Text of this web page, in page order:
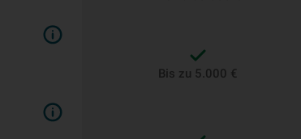
Bis zu 5.000 €